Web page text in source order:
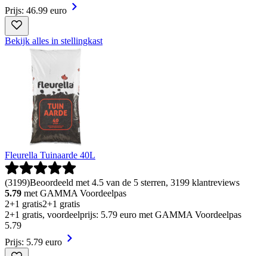
Prijs: 46.99 euro
Bekijk alles in stellingkast
Fleurella Tuinaarde 40L
(3199)Beoordeeld met 4.5 van de 5 sterren, 3199 klantreviews
5.79 met GAMMA Voordeelpas
2+1 gratis2+1 gratis
2+1 gratis, voordeelprijs: 5.79 euro met GAMMA Voordeelpas
5.79
Prijs: 5.79 euro